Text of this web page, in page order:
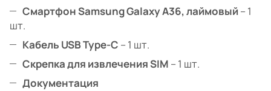
Смартфон Samsung Galaxy A36, лаймовый– 1
шт.
Кабель USB Type-C – 1 шт.
Скрепка для извлечения SIM – 1 шт.
Документация